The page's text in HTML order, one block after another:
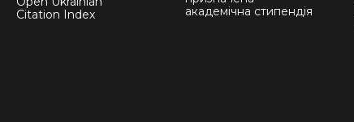
Citation Index
академічна стипендія